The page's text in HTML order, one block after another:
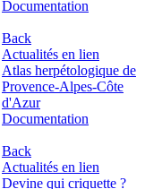
Documentation
Back
Actualités en lien
Atlas herpétologique de
Provence-Alpes-Côte
d'Azur
Documentation
Back
Actualités en lien
Devine qui criquette ?